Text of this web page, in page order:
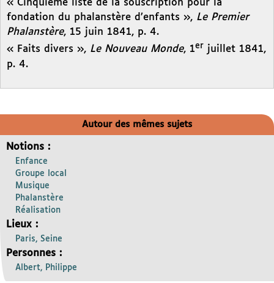
« Cinquième liste de la souscription pour la
fondation du phalanstère d’enfants », Le Premier
Phalanstère, 15 juin 1841, p. 4.
« Faits divers », Le Nouveau Monde, 1er juillet 1841,
p. 4.
Autour des mêmes sujets
Notions :
Enfance
Groupe local
Musique
Phalanstère
Réalisation
Lieux :
Paris, Seine
Personnes :
Albert, Philippe